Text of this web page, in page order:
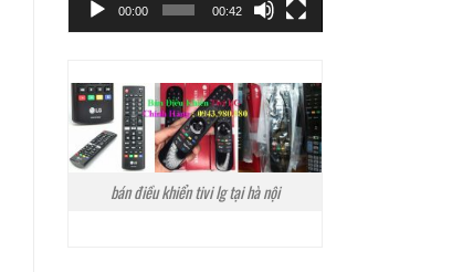
00:00 00:42
bán điều khiển tivi lg tại hà nội